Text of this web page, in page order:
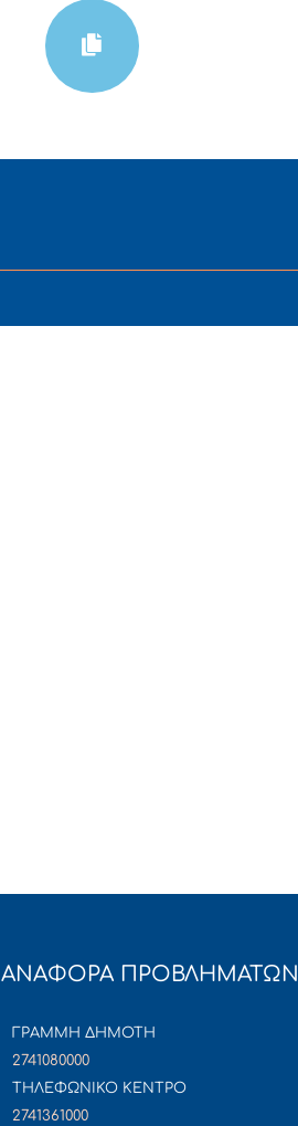
ΑΝΑΦΟΡΑ ΠΡΟΒΛΗΜΑΤΩΝ
ΓΡΑΜΜΗ ΔΗΜΟΤΗ
2741080000
ΤΗΛΕΦΩΝΙΚΟ ΚΕΝΤΡΟ
2741361000